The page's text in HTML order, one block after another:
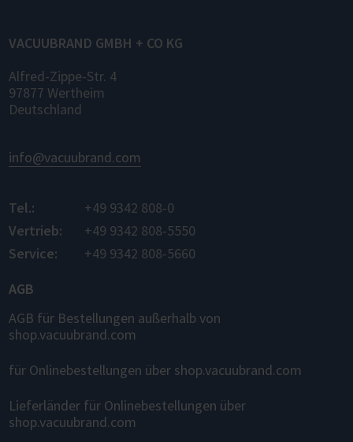
VACUUBRAND GMBH + CO KG
Alfred-Zippe-Str. 4
97877 Wertheim
Deutschland
info@vacuubrand.com
Tel.:
+49 9342 808-0
Vertrieb:
+49 9342 808-5550
Service:
+49 9342 808-5660
AGB
AGB für Bestellungen außerhalb von
shop.vacuubrand.com
für Onlinebestellungen über shop.vacuubrand.com
Lieferländer für Onlinebestellungen über
shop.vacuubrand.com